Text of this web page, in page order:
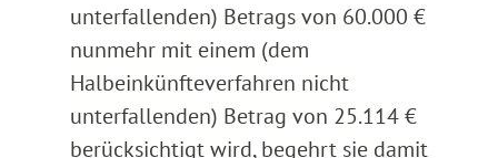
unterfallenden) Betrags von 60.000 €
nunmehr mit einem (dem
Halbeinkünfteverfahren nicht
unterfallenden) Betrag von 25.114 €
berücksichtigt wird, begehrt sie damit